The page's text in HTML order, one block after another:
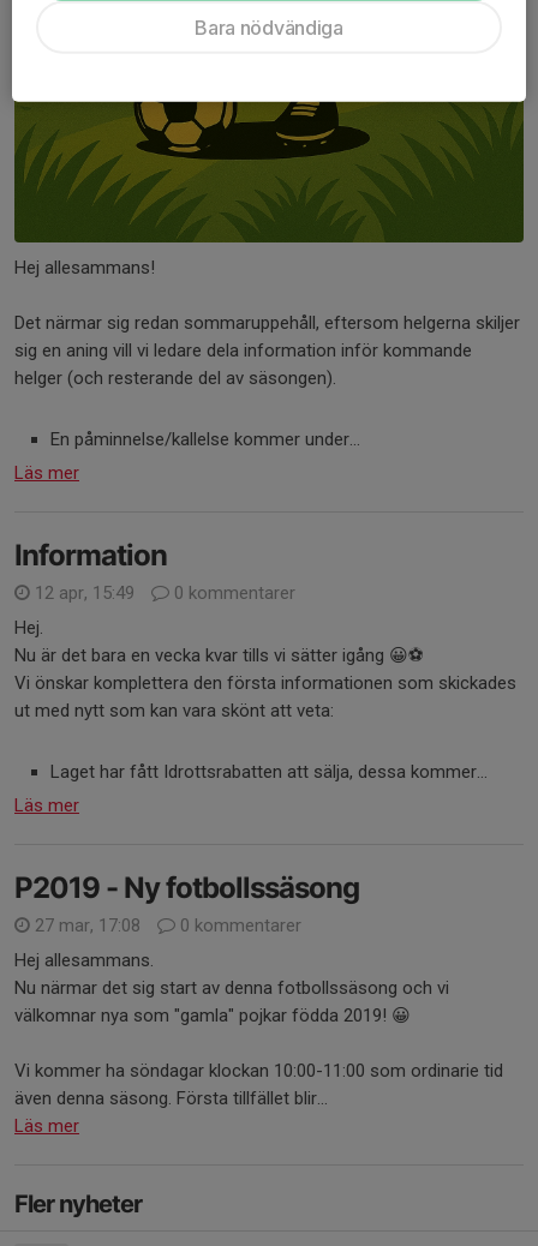
Hej allesammans!
Det närmar sig redan sommaruppehåll, eftersom helgerna skiljer
sig en aning vill vi ledare dela information inför kommande
helger (och resterande del av säsongen).
En påminnelse/kallelse kommer under...
Läs mer
Information
12 apr, 15:49
0 kommentarer
Hej.
Nu är det bara en vecka kvar tills vi sätter igång 😀⚽️
Vi önskar komplettera den första informationen som skickades
ut med nytt som kan vara skönt att veta:
Laget har fått Idrottsrabatten att sälja, dessa kommer...
Läs mer
P2019 - Ny fotbollssäsong
27 mar, 17:08
0 kommentarer
Hej allesammans.
Nu närmar det sig start av denna fotbollssäsong och vi
välkomnar nya som "gamla" pojkar födda 2019! 😀
Vi kommer ha söndagar klockan 10:00-11:00 som ordinarie tid
även denna säsong. Första tillfället blir...
Läs mer
Fler nyheter
Bara nödvändiga